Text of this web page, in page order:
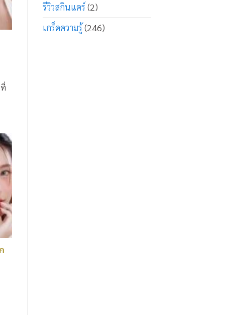
รีวิวสกินแคร์ (2)
เกร็ดความรู้(246)